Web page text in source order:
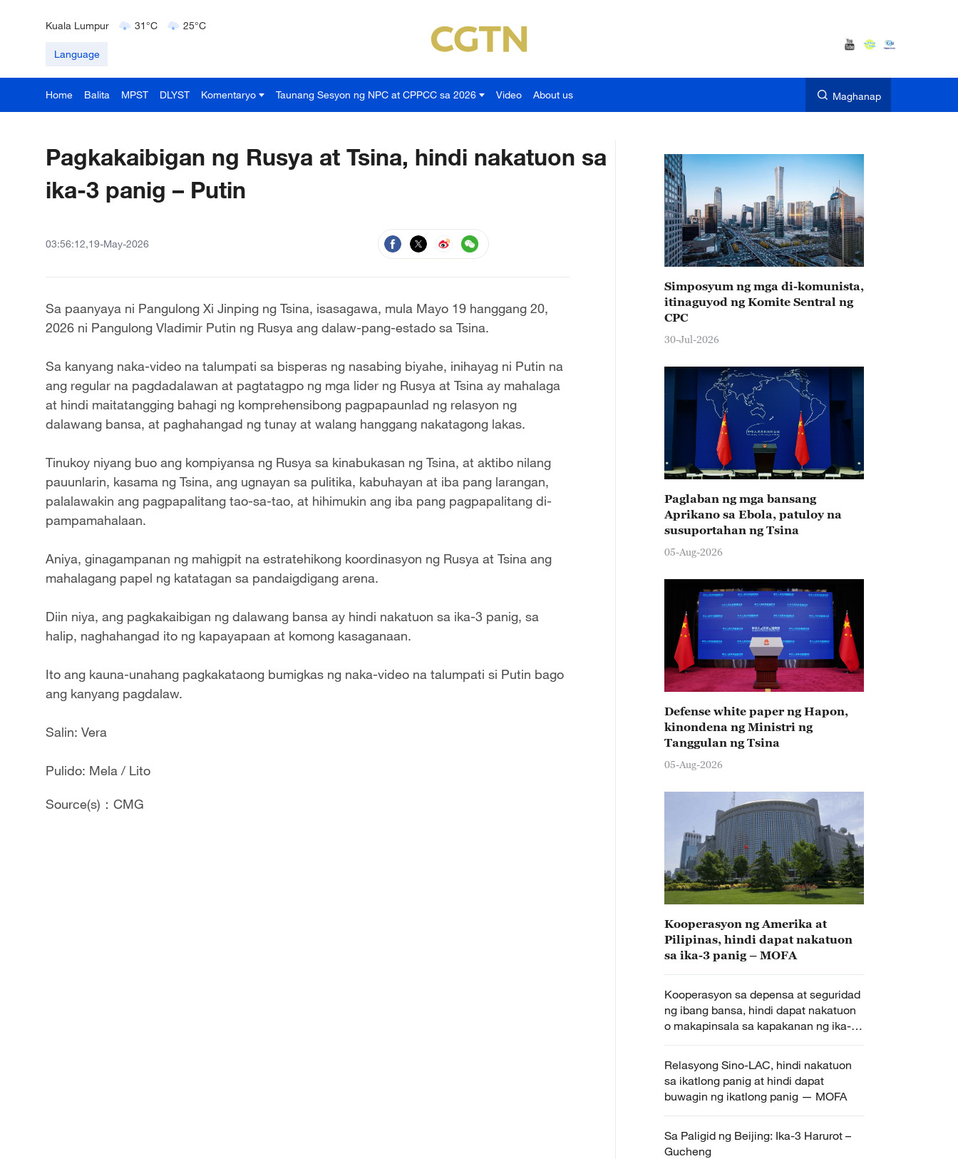
Kuala Lumpur
31°C
25°C
Language
Home Balita MPST DLYST Komentaryo Taunang Sesyon ng NPC at CPPCC sa 2026 Video About us Maghanap
Pagkakaibigan ng Rusya at Tsina, hindi nakatuon sa
ika-3 panig – Putin
03:56:12,19-May-2026
Sa paanyaya ni Pangulong Xi Jinping ng Tsina, isasagawa, mula Mayo 19 hanggang 20,
2026 ni Pangulong Vladimir Putin ng Rusya ang dalaw-pang-estado sa Tsina.
Sa kanyang naka-video na talumpati sa bisperas ng nasabing biyahe, inihayag ni Putin na
ang regular na pagdadalawan at pagtatagpo ng mga lider ng Rusya at Tsina ay mahalaga
at hindi maitatangging bahagi ng komprehensibong pagpapaunlad ng relasyon ng
dalawang bansa, at paghahangad ng tunay at walang hanggang nakatagong lakas.
Tinukoy niyang buo ang kompiyansa ng Rusya sa kinabukasan ng Tsina, at aktibo nilang
pauunlarin, kasama ng Tsina, ang ugnayan sa pulitika, kabuhayan at iba pang larangan,
palalawakin ang pagpapalitang tao-sa-tao, at hihimukin ang iba pang pagpapalitang di-
pampamahalaan.
Aniya, ginagampanan ng mahigpit na estratehikong koordinasyon ng Rusya at Tsina ang
mahalagang papel ng katatagan sa pandaigdigang arena.
Diin niya, ang pagkakaibigan ng dalawang bansa ay hindi nakatuon sa ika-3 panig, sa
halip, naghahangad ito ng kapayapaan at komong kasaganaan.
Ito ang kauna-unahang pagkakataong bumigkas ng naka-video na talumpati si Putin bago
ang kanyang pagdalaw.
Salin: Vera
Pulido: Mela / Lito
Source(s)：CMG
Simposyum ng mga di-komunista,
itinaguyod ng Komite Sentral ng
CPC
30-Jul-2026
Paglaban ng mga bansang
Aprikano sa Ebola, patuloy na
susuportahan ng Tsina
05-Aug-2026
Defense white paper ng Hapon,
kinondena ng Ministri ng
Tanggulan ng Tsina
05-Aug-2026
Kooperasyon ng Amerika at
Pilipinas, hindi dapat nakatuon
sa ika-3 panig – MOFA
Kooperasyon sa depensa at seguridad
ng ibang bansa, hindi dapat nakatuon
o makapinsala sa kapakanan ng ika-3
panig – Tsina
Relasyong Sino-LAC, hindi nakatuon
sa ikatlong panig at hindi dapat
buwagin ng ikatlong panig — MOFA
Sa Paligid ng Beijing: Ika-3 Harurot –
Gucheng